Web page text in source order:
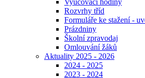
Vyučovací hodiny
Rozvrhy tříd
Formuláře ke stažení -
Prázdniny
Školní zpravodaj
Omlouvání žáků
Aktuality 2025 - 2026
2024 - 2025
2023 - 2024